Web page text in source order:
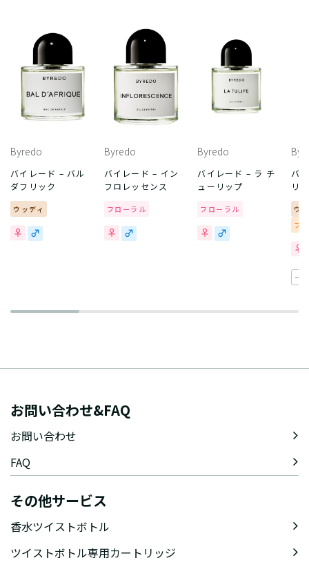
Byredo
バイレード – バル
ダフリック
ウッディ
Byredo
バイレード – イン
フロレッセンス
フローラル
Byredo
バイレード – ラ チ
ューリップ
フローラル
バ
リ
ウ
フ
一
お問い合わせ&FAQ
お問い合わせ
FAQ
その他サービス
香水ツイストボトル
ツイストボトル専用カートリッジ